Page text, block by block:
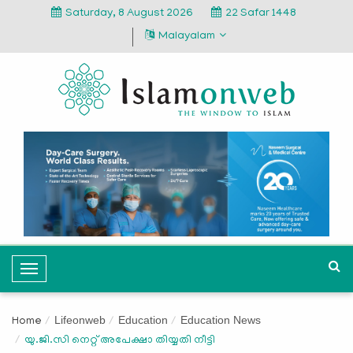
Saturday, 8 August 2026
22 Safar 1448
Malayalam
T
o
g
l
Home Lifeonweb Education Education News
യു.ജി.സി നെറ്റ് അപേക്ഷാ തിയ്യതി നീട്ടി